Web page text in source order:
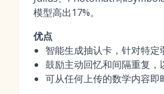
模型高出17%。
优点
智能生成抽认卡，针对特定
鼓励主动回忆和间隔重复，
可从任何上传的数学内容即